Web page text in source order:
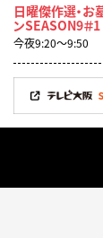
日曜傑作選・お
ンSEASON9＃
今夜9:20〜9:50